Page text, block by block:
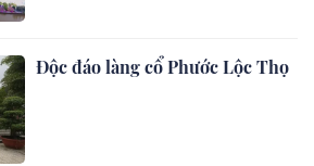
Độc đáo làng cổ Phước Lộc Thọ